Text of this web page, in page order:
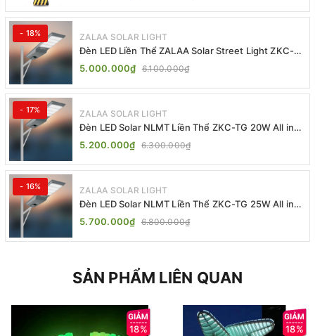
- 18% ZALAA SOLAR LIGHT
Đèn LED Liền Thể ZALAA Solar Street Light ZKC-
TG 20W 25W 30W All In One
5.000.000₫ 6.100.000₫
- 17% ZALAA SOLAR LIGHT
Đèn LED Solar NLMT Liền Thể ZKC-TG 20W All in
One | ZALAA Street Light
5.200.000₫ 6.300.000₫
- 16% ZALAA SOLAR LIGHT
Đèn LED Solar NLMT Liền Thể ZKC-TG 25W All in
One | ZALAA Street Light
5.700.000₫ 6.800.000₫
SẢN PHẨM LIÊN QUAN
18% 18%